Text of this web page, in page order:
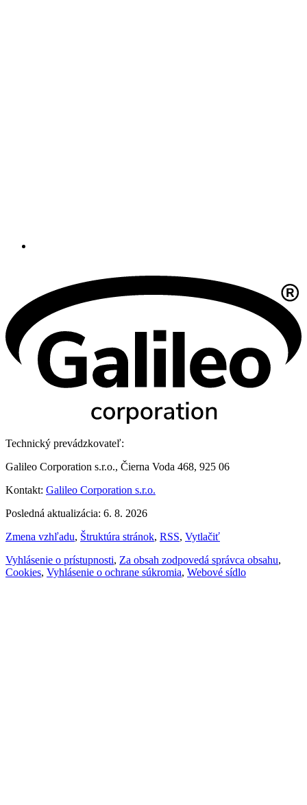
Technický prevádzkovateľ:
Galileo Corporation s.r.o., Čierna Voda 468, 925 06
Kontakt: Galileo Corporation s.r.o.
Posledná aktualizácia: 6. 8. 2026
Zmena vzhľadu, Štruktúra stránok, RSS, Vytlačiť
Vyhlásenie o prístupnosti, Za obsah zodpovedá správca obsahu,
Cookies, Vyhlásenie o ochrane súkromia, Webové sídlo